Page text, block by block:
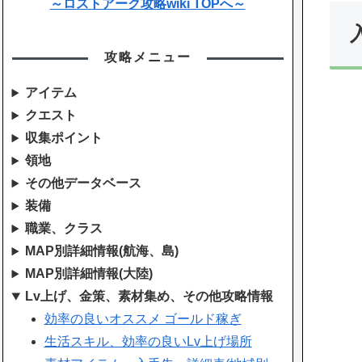
～ロストアーク攻略wiki TOPへ～
攻略メニュー
アイテム
クエスト
収集ポイント
領地
その他データベース
装備
職業、クラス
MAP別詳細情報(航海、島)
MAP別詳細情報(大陸)
Lv上げ、金策、素材集め、その他攻略情報
効率の良いオススメ ゴールド稼ぎ
生活スキル、効率の良いLv上げ場所